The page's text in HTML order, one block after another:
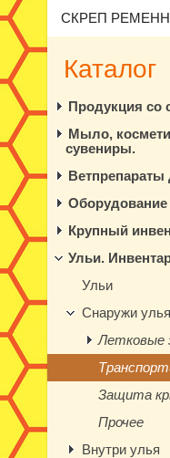
СКРЕП
Каталог
Продукция со
Мыло,
сувениры.
Ветпрепараты
Крупный
Ульи.
Ульи
Снаружи улья
Летковые
Защита
Прочее
Внутри улья